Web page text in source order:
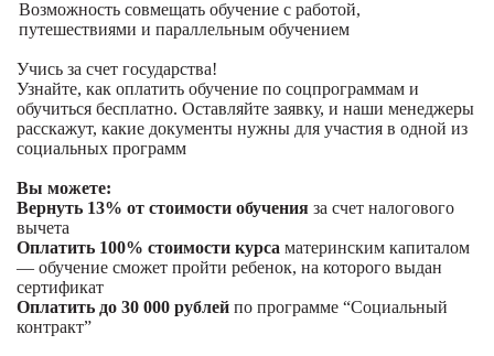
Возможность совмещать обучение с работой,
путешествиями и параллельным обучением
Учись за счет государства!
Узнайте, как оплатить обучение по соцпрограммам и
обучиться бесплатно. Оставляйте заявку, и наши менеджеры
расскажут, какие документы нужны для участия в одной из
социальных программ
Вы можете:
Вернуть 13% от стоимости обучения за счет налогового
вычета
Оплатить 100% стоимости курса материнским капиталом
— обучение сможет пройти ребенок, на которого выдан
сертификат
Оплатить до 30 000 рублей по программе “Социальный
контракт”